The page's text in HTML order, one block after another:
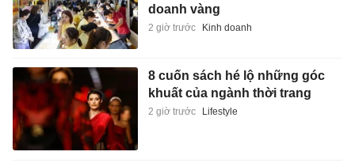
doanh vàng
2 giờ trước Kinh doanh
8 cuốn sách hé lộ những góc
khuất của ngành thời trang
2 giờ trước Lifestyle